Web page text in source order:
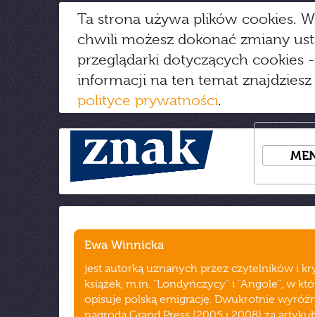
Ta strona używa plików cookies.
chwili możesz dokonać zmiany
przeglądarki dotyczących cookies
informacji na ten temat
polityce prywatności.
Ewa Winnicka
jest autorką uznanych przez czytelników i
książek, m.in. "Londyńczycy" i "Angole", w
opisuje polską emigrację. Dwukrotnie